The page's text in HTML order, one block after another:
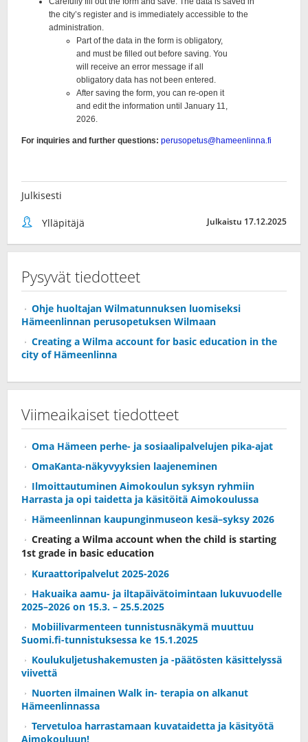
Julkisesti
Ylläpitäjä Julkaistu 17.12.2025
Pysyvät tiedotteet
Ohje huoltajan Wilmatunnuksen luomiseksi
Hämeenlinnan perusopetuksen Wilmaan
Creating a Wilma account for basic education in the
city of Hämeenlinna
Viimeaikaiset tiedotteet
Oma Hämeen perhe- ja sosiaalipalvelujen pika-ajat
OmaKanta-näkyvyyksien laajeneminen
Ilmoittautuminen Aimokoulun syksyn ryhmiin
Harrasta ja opi taidetta ja käsitöitä Aimokoulussa
Hämeenlinnan kaupunginmuseon kesä–syksy 2026
Creating a Wilma account when the child is starting
1st grade in basic education
Kuraattoripalvelut 2025-2026
Hakuaika aamu- ja iltapäivätoimintaan lukuvuodelle
2025–2026 on 15.3. – 25.5.2025
Mobiilivarmenteen tunnistusnäkymä muuttuu
Suomi.fi-tunnistuksessa ke 15.1.2025
Koulukuljetushakemusten ja -päätösten käsittelyssä
viivettä
Nuorten ilmainen Walk in- terapia on alkanut
Hämeenlinnassa
Tervetuloa harrastamaan kuvataidetta ja käsityötä
Aimokouluun!